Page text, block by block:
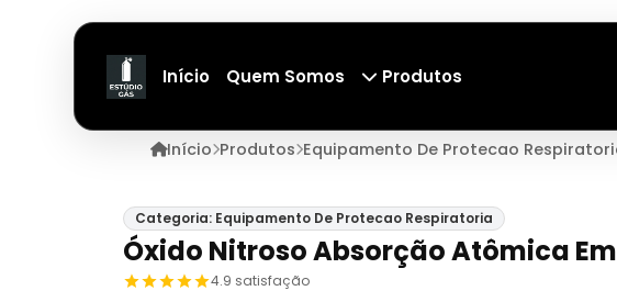
Início Quem Somos Produtos
Início Produtos Equipamento De Protecao
Categoria: Equipamento De Protecao Respiratoria
Óxido Nitroso Absorção Atômica
4.9 satisfação